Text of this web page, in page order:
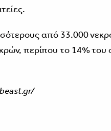
από 33.000
περίπου το 14% του